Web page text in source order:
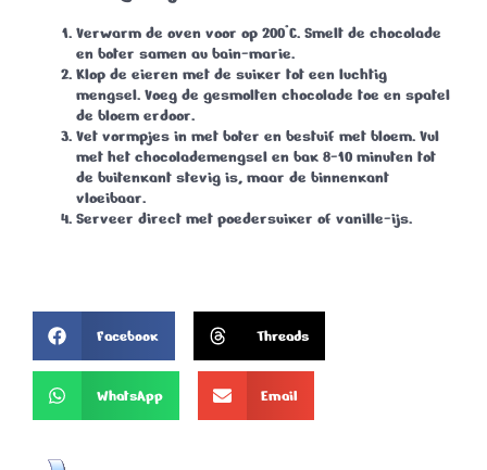
Verwarm de oven voor op 200°C. Smelt de chocolade
en boter samen au bain-marie.
Klop de eieren met de suiker tot een luchtig
mengsel. Voeg de gesmolten chocolade toe en spatel
de bloem erdoor.
Vet vormpjes in met boter en bestuif met bloem. Vul
met het chocolademengsel en bak 8-10 minuten tot
de buitenkant stevig is, maar de binnenkant
vloeibaar.
Serveer direct met poedersuiker of vanille-ijs.
Facebook Threads
WhatsApp Email